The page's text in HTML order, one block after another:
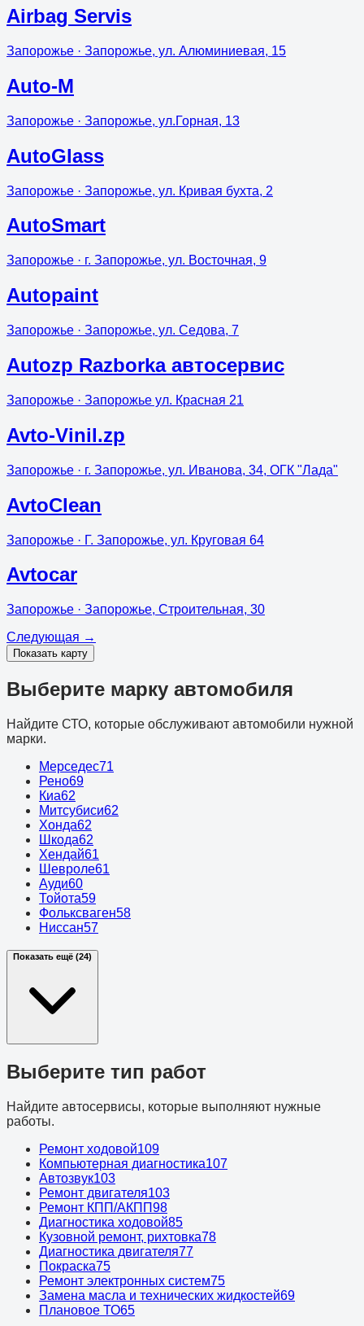
Airbag Servis
Запорожье · Запорожье, ул. Алюминиевая, 15
Auto-M
Запорожье · Запорожье, ул.Горная, 13
AutoGlass
Запорожье · Запорожье, ул. Кривая бухта, 2
AutoSmart
Запорожье · г. Запорожье, ул. Восточная, 9
Autopaint
Запорожье · Запорожье, ул. Седова, 7
Autozp Razborka автосервис
Запорожье · Запорожье ул. Красная 21
Avto-Vinil.zp
Запорожье · г. Запорожье, ул. Иванова, 34, ОГК "Лада"
AvtoClean
Запорожье · Г. Запорожье, ул. Круговая 64
Avtocar
Запорожье · Запорожье, Строительная, 30
Следующая →
Показать карту
Выберите марку автомобиля
Найдите СТО, которые обслуживают автомобили нужной
марки.
Мерседес71
Рено69
Киа62
Митсубиси62
Хонда62
Шкода62
Хендай61
Шевроле61
Ауди60
Тойота59
Фольксваген58
Ниссан57
Показать ещё (24)
Выберите тип работ
Найдите автосервисы, которые выполняют нужные
работы.
Ремонт ходовой109
Компьютерная диагностика107
Автозвук103
Ремонт двигателя103
Ремонт КПП/АКПП98
Диагностика ходовой85
Кузовной ремонт, рихтовка78
Диагностика двигателя77
Покраска75
Ремонт электронных систем75
Замена масла и технических жидкостей69
Плановое ТО65